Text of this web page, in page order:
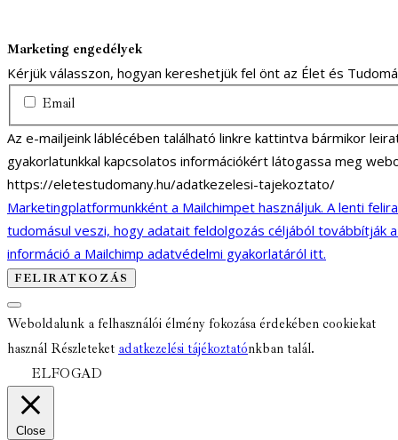
Marketing engedélyek
Kérjük válasszon, hogyan kereshetjük fel önt az Élet és
Email
Az e-mailjeink láblécében található linkre kattintva bármikor
gyakorlatunkkal kapcsolatos információkért látogassa meg
https://eletestudomany.hu/adatkezelesi-tajekoztato/
Marketingplatformunkként a Mailchimpet használjuk. A lenti
tudomásul veszi, hogy adatait feldolgozás céljából továbbítják
információ a Mailchimp adatvédelmi gyakorlatáról itt.
Weboldalunk a felhasználói élmény fokozása érdekében cookiekat
használ Részleteket adatkezelési tájékoztatónkban talál.
ELFOGAD
Close